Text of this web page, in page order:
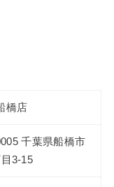
橋店
千葉県船橋市
3-15